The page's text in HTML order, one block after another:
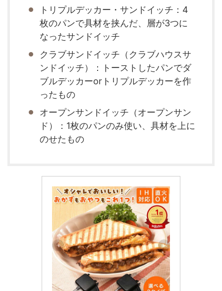
トリプルデッカー・サンドイッチ：4
枚のパンで具材を挟んだ、層が3つに
なったサンドイッチ
クラブサンドイッチ（クラブハウスサ
ンドイッチ）：トーストしたパンでダ
ブルデッカーorトリプルデッカーを作
ったもの
オープンサンドイッチ（オープンサン
ド）：1枚のパンのみ使い、具材を上に
のせたもの